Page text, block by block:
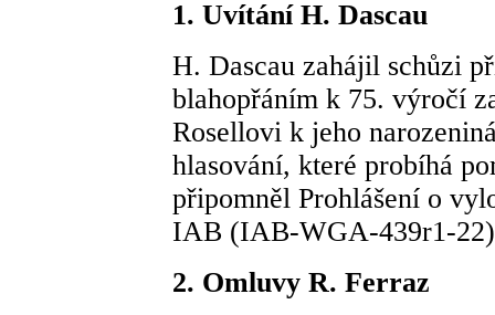
1. Uvítání H. Dascau
H. Dascau zahájil schůzi
blahopřáním k 75. výročí
Rosellovi k jeho
hlasování, které probíhá
připomněl Prohlášení o
IAB (IAB-WGA-439r1-
2. Omluvy R. Ferraz